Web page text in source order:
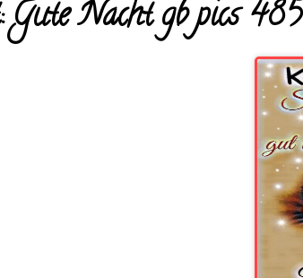
Gute Nacht gb pics 485